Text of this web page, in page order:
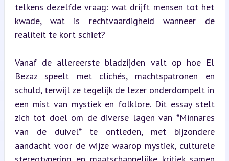
telkens dezelfde vraag: wat drijft mensen tot het
kwade, wat is rechtvaardigheid wanneer de
realiteit te kort schiet?
Vanaf de allereerste bladzijden valt op hoe El
Bezaz speelt met clichés, machtspatronen en
schuld, terwijl ze tegelijk de lezer onderdompelt in
een mist van mystiek en folklore. Dit essay stelt
zich tot doel om de diverse lagen van *Minnares
van de duivel* te ontleden, met bijzondere
aandacht voor de wijze waarop mystiek, culturele